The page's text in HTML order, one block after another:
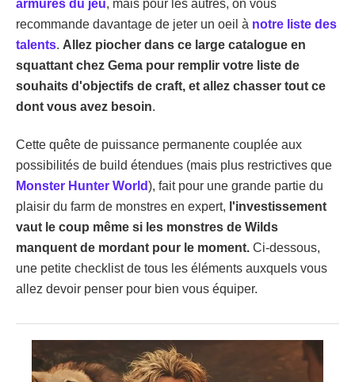
armures du jeu, mais pour les autres, on vous
recommande davantage de jeter un oeil à notre liste des
talents. Allez piocher dans ce large catalogue en
squattant chez Gema pour remplir votre liste de
souhaits d'objectifs de craft, et allez chasser tout ce
dont vous avez besoin.
Cette quête de puissance permanente couplée aux
possibilités de build étendues (mais plus restrictives que
Monster Hunter World), fait pour une grande partie du
plaisir du farm de monstres en expert, l'investissement
vaut le coup même si les monstres de Wilds
manquent de mordant pour le moment. Ci-dessous,
une petite checklist de tous les éléments auxquels vous
allez devoir penser pour bien vous équiper.